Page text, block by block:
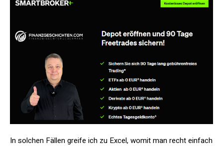
In solchen Fällen greife ich zu Excel, womit man recht einfach